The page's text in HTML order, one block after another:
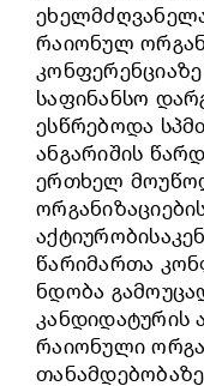
რაიონულ
საფინანსო
ესწრებოდა
ანგარიშის
ერთხელ
წარიმართა
ნდობა
კანდიდატურის
რაიონული